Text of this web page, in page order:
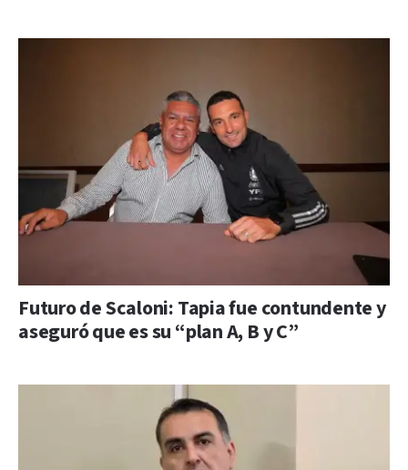
Futuro de Scaloni: Tapia fue contundente y
aseguró que es su “plan A, B y C”